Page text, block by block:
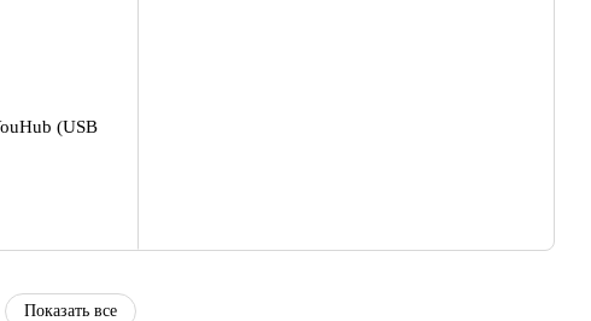
(USB
Показать все